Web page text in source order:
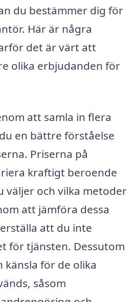
du bestämmer dig för
Här är några
det är värt att
olika erbjudanden för
att samla in flera
en bättre förståelse
Priserna på
kraftigt beroende
väljer och vilka metoder
att jämföra dessa
att du inte
för tjänsten. Dessutom
känsla för de olika
såsom